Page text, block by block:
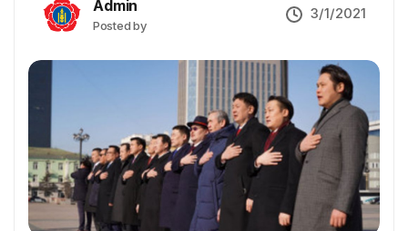
Admin
Posted by
3/1/2021